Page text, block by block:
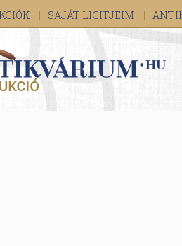
SAJÁT LICITJEIM